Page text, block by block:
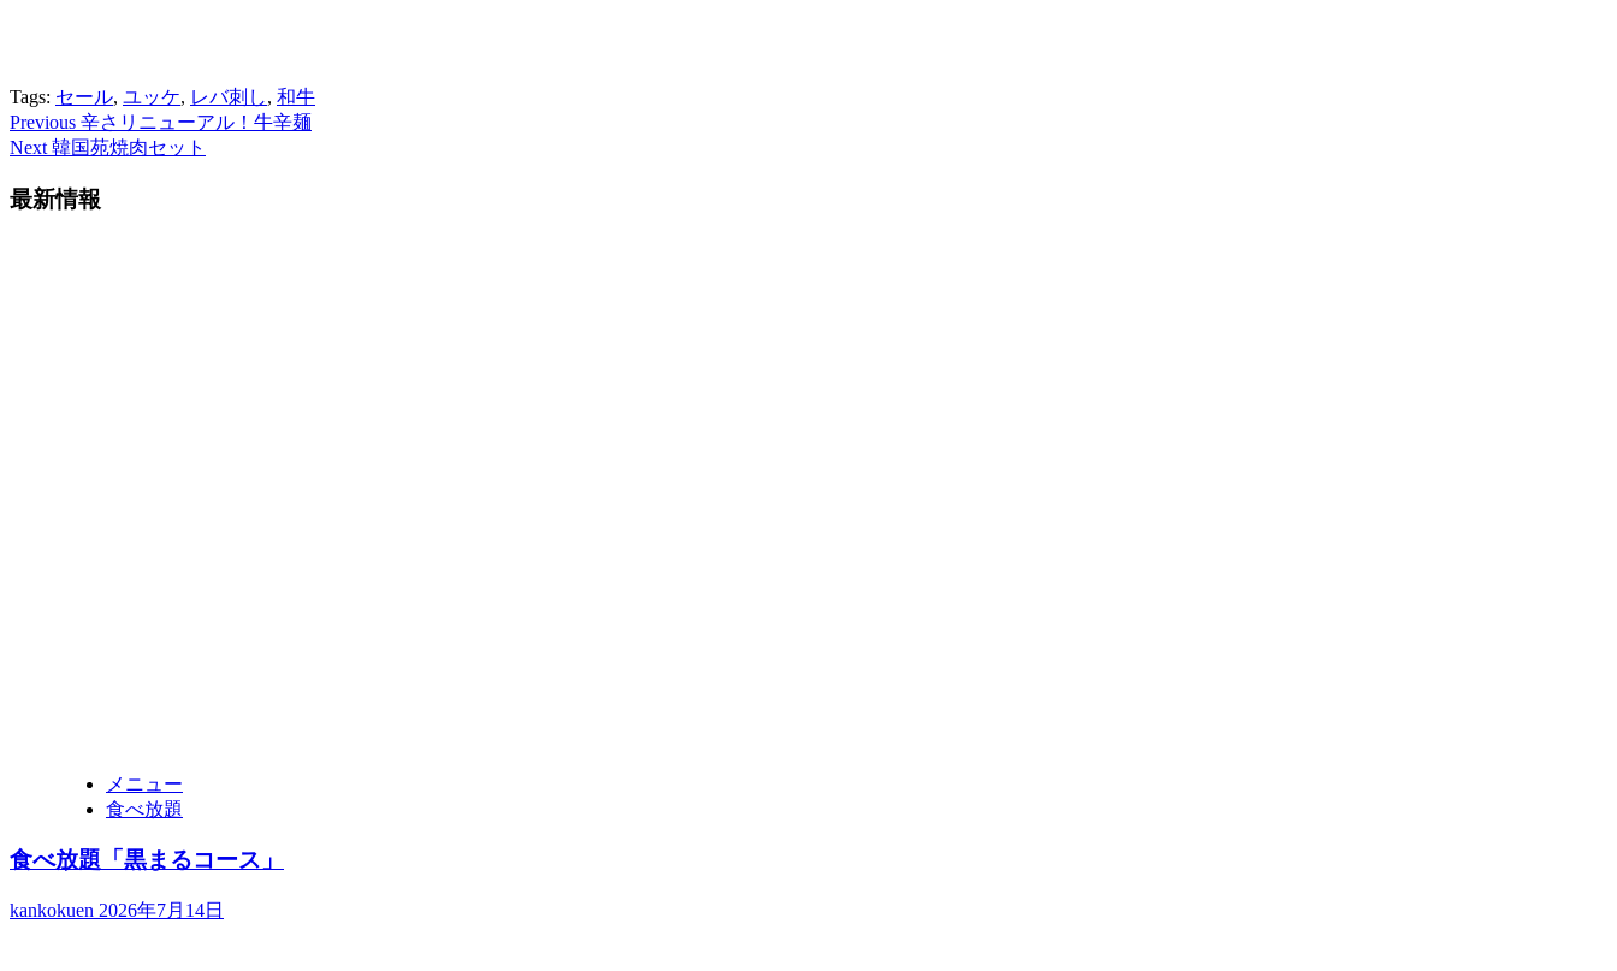
Tags: セール, ユッケ, レバ刺し, 和牛
Post
Navigation
Previous 辛さリニューアル！牛辛麺
Next 韓国苑焼肉セット
最新情報
メニュー
食べ放題
食べ放題「黒まるコース」
kankokuen 2026年7月14日